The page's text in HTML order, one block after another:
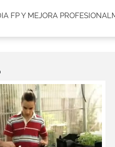
FP Y MEJORA